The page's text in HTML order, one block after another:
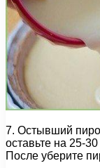
7. Остывший
оставьте на 25-
После уберите